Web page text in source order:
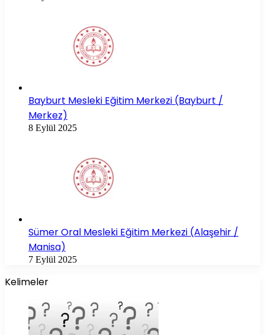
Bayburt Mesleki Eğitim Merkezi (Bayburt /
Merkez)
8 Eylül 2025
Sümer Oral Mesleki Eğitim Merkezi (Alaşehir /
Manisa)
7 Eylül 2025
Kelimeler